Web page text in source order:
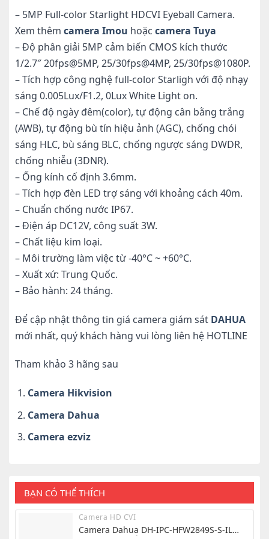
– 5MP Full-color Starlight HDCVI Eyeball Camera.
Xem thêm camera Imou hoặc camera Tuya
– Độ phân giải 5MP cảm biến CMOS kích thước
1/2.7″ 20fps@5MP, 25/30fps@4MP, 25/30fps@1080P.
– Tích hợp công nghệ full-color Starligh với độ nhạy
sáng 0.005Lux/F1.2, 0Lux White Light on.
– Chế độ ngày đêm(color), tự động cân bằng trắng
(AWB), tự động bù tín hiệu ảnh (AGC), chống chói
sáng HLC, bù sáng BLC, chống ngược sáng DWDR,
chống nhiễu (3DNR).
– Ống kính cố định 3.6mm.
– Tích hợp đèn LED trợ sáng với khoảng cách 40m.
– Chuẩn chống nước IP67.
– Điện áp DC12V, công suất 3W.
– Chất liệu kim loại.
– Môi trường làm việc từ -40°C ~ +60°C.
– Xuất xứ: Trung Quốc.
– Bảo hành: 24 tháng.
Để cập nhật thông tin giá camera giám sát DAHUA
mới nhất, quý khách hàng vui lòng liên hệ HOTLINE
Tham khảo 3 hãng sau
Camera Hikvision
Camera Dahua
Camera ezviz
BẠN CÓ THỂ THÍCH
Camera HD CVI
Camera Dahua DH-IPC-HFW2849S-S-IL